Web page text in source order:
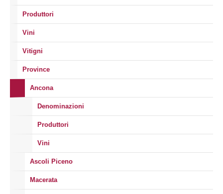
Produttori
Vini
Vitigni
Province
Ancona
Denominazioni
Produttori
Vini
Ascoli Piceno
Macerata